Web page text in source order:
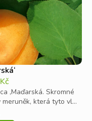
Kč
‚Maďarská. Skromné
která tyto vl...